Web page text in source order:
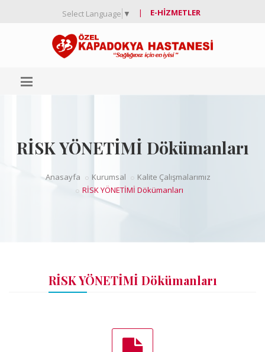
Select Language ▼ | E-HIZMETLER
RİSK YÖNETİMİ Dökümanları
Anasayfa Kurumsal
Kalite Çalışmalarımız
RİSK YÖNETİMİ Dökümanları
RİSK YÖNETİMİ Dökümanları